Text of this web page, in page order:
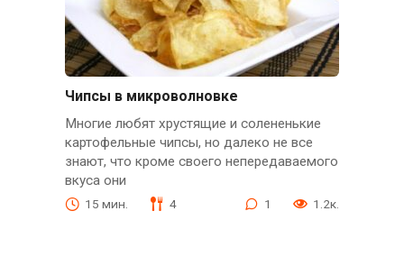
Чипсы в микроволновке
Многие любят хрустящие и солененькие
картофельные чипсы, но далеко не все
знают, что кроме своего непередаваемого
вкуса они
15 мин. 4 1 1.2к.